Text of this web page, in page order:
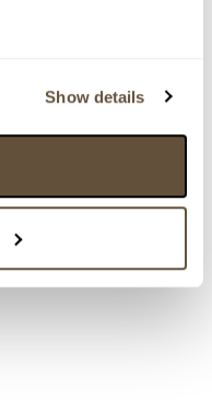
Show details